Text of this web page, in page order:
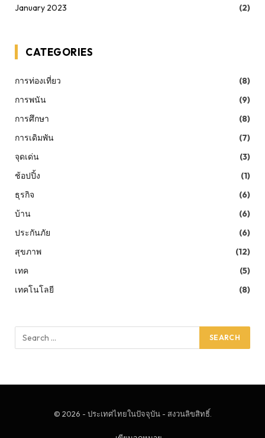
January 2023
(2)
CATEGORIES
การท่องเที่ยว
(8)
การพนัน
(9)
การศึกษา
(8)
การเดิมพัน
(7)
จุดเด่น
(3)
ช้อปปิ้ง
(1)
ธุรกิจ
(6)
บ้าน
(6)
ประกันภัย
(6)
สุขภาพ
(12)
เทค
(5)
เทคโนโลยี
(8)
© 2026 - ประเทศไทยในปัจจุบัน - สงวนลิขสิทธิ์.